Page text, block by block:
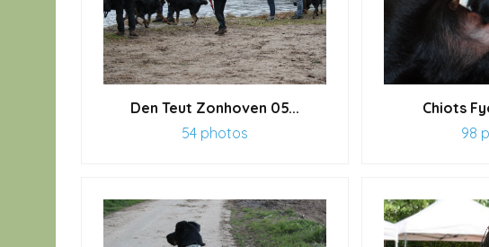
Den Teut Zonhoven 05...
54 photos
Chiots
98